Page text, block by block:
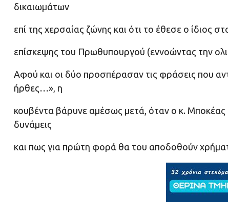
δικαιωμάτων
επί της χερσαίας ζώνης και ότι το έθεσε ο ίδιος
επίσκεψης του Πρωθυπουργού (εννοώντας την
Αφού και οι δύο προσπέρασαν τις φράσεις που
ήρθες…», η
κουβέντα βάρυνε αμέσως μετά, όταν ο κ. Μποκέας
δυνάμεις
και πως για πρώτη φορά θα του αποδοθούν